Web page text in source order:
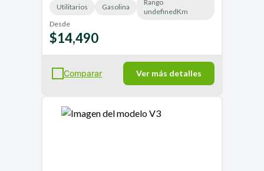
Utilitarios Gasolina
Rango
undefinedKm
Desde
$14,490
Comparar Ver más detalles